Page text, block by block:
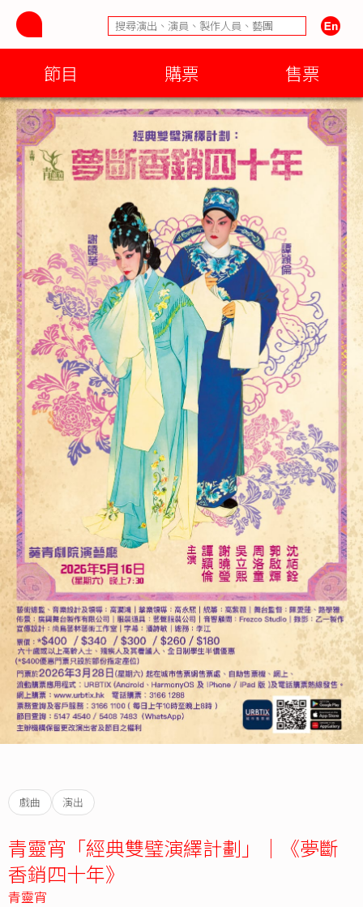
節目 購票 售票
戲曲 演出
青靈宵「經典雙璧演繹計劃」｜《夢斷
香銷四十年》
青靈宵